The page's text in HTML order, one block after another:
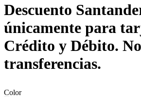
Descuento
únicamente para
Crédito y Débito.
transferencias.
Color